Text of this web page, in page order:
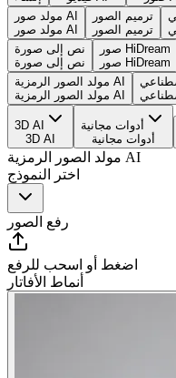
مولد صور AI
مولد صور AI
ترميم الصور
ترميم الصور
نص إلى صورة
نص إلى صورة
صور HiDream
صور HiDream
مولد الصور الرمزية AI
مولد الصور الرمزية AI
3D AI
3D AI
أدوات مجانية
أدوات مجانية
مولد الصور الرمزية AI
اختر النموذج
رفع الصور
اضغط أو اسحب للرفع
أنماط الأفاتار